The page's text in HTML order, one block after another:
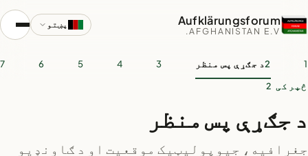
Aufklärungsforum
AFGHANISTAN E.V.
پښتو
1
2د جګړې پس منظر 3
4
5
6
7
څپرکی 2
د جګړې پس منظر
جغرافیه، جیوپولیټیک موقعیت او د ګاونډیو